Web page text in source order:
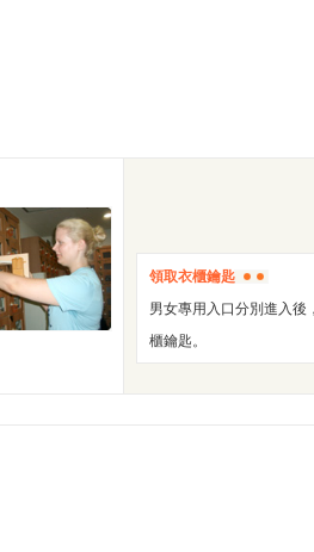
領取衣櫃鑰匙
男女專用入口分別進入
櫃鑰匙。